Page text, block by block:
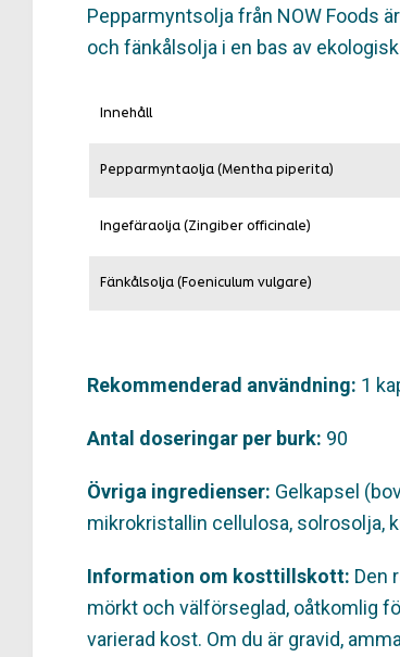
Pepparmyntsolja från NOW Foods
och fänkålsolja i en bas av
Innehåll
Pepparmyntaolja (Mentha piperita)
Ingefäraolja (Zingiber officinale)
Fänkålsolja (Foeniculum vulgare)
Rekommenderad användning: 1
Antal doseringar per burk: 90
Övriga ingredienser: Gelkapsel
mikrokristallin cellulosa, solrosolja,
Information om kosttillskott: Den
mörkt och välförseglad, oåtkomlig
varierad kost. Om du är gravid,